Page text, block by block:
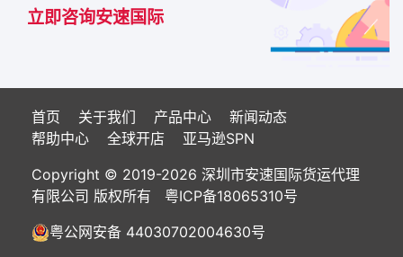
立即咨询安速国际
首页 关于我们 产品中心
新闻动态
帮助中心
全球开店
亚马逊SPN
Copyright © 2019-2026 深圳市安速国际货运代理
有限公司 版权所有 粤ICP备18065310号
粤公网安备 44030702004630号